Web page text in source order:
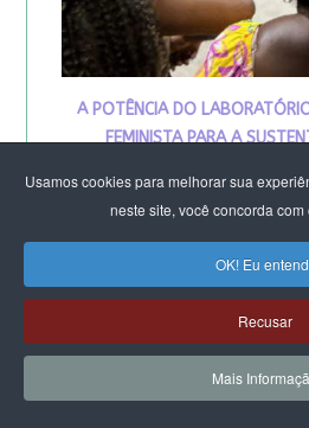
Usamos cookies para melhorar sua
neste site, você concorda
OK! Eu
Recusar
Mais
A POTÊNCIA DO
FEMINISTA PARA A